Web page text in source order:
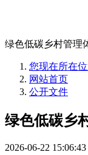
绿色低碳乡村管理
您现在所在位
网站首页
公开文件
绿色低碳乡
2026-06-22 15:06:43